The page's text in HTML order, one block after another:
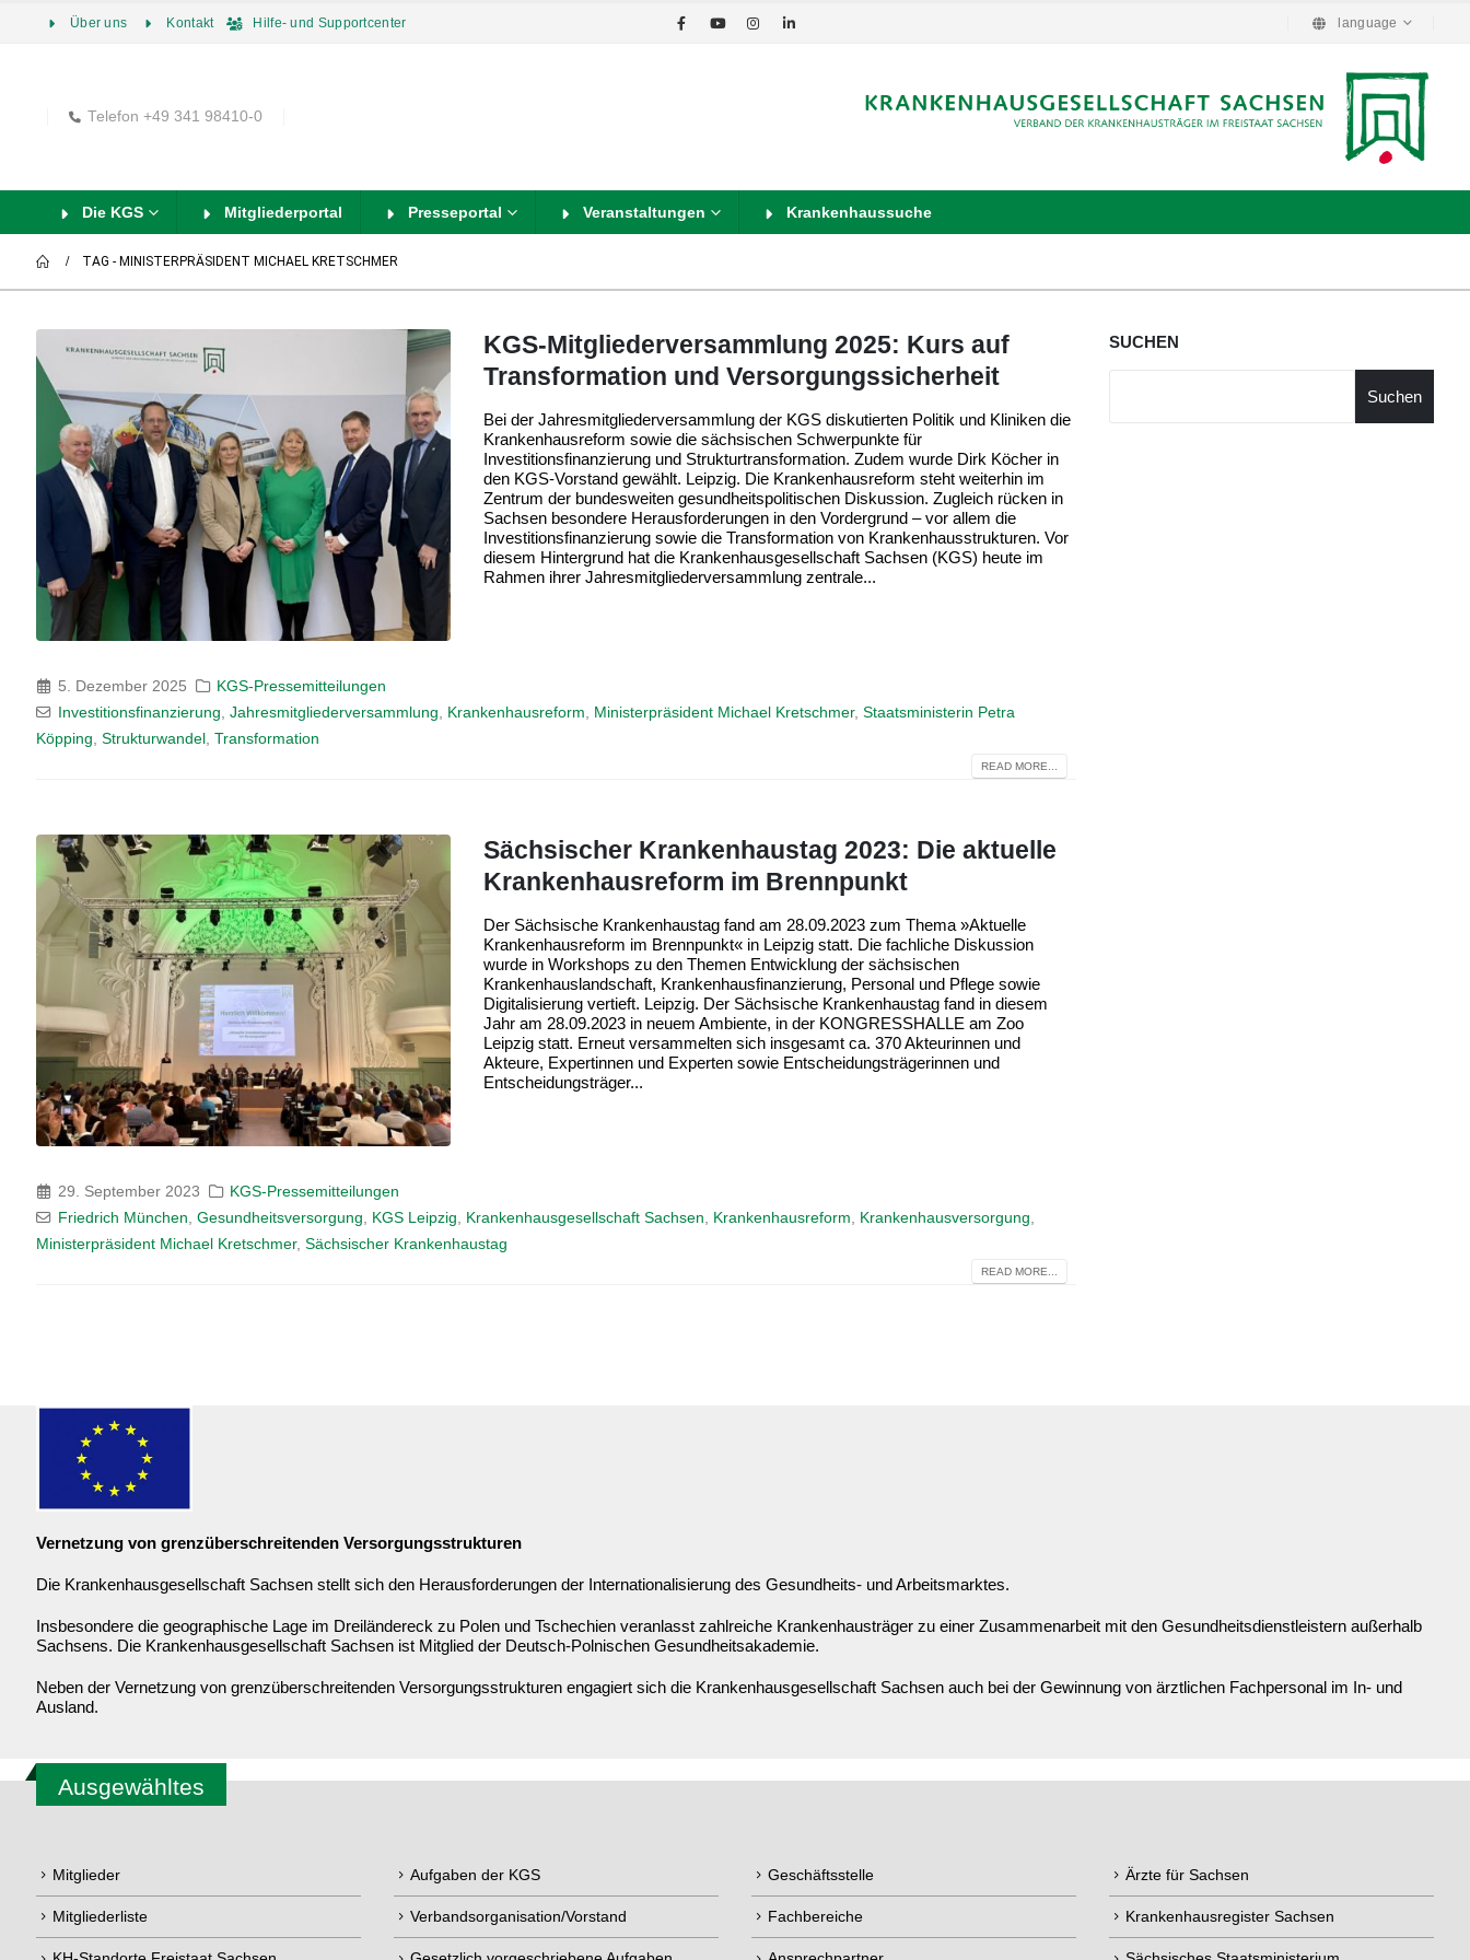
Über uns Kontakt Hilfe- und Supportcenter language
Telefon +49 341 98410-0
Die KGS Mitgliederportal Presseportal Veranstaltungen Krankenhaussuche
TAG - MINISTERPRÄSIDENT MICHAEL KRETSCHMER
KGS-Mitgliederversammlung 2025: Kurs auf
Transformation und Versorgungssicherheit
Bei der Jahresmitgliederversammlung der KGS diskutierten Politik und Kliniken die
Krankenhausreform sowie die sächsischen Schwerpunkte für
Investitionsfinanzierung und Strukturtransformation. Zudem wurde Dirk Köcher in
den KGS-Vorstand gewählt. Leipzig. Die Krankenhausreform steht weiterhin im
Zentrum der bundesweiten gesundheitspolitischen Diskussion. Zugleich rücken in
Sachsen besondere Herausforderungen in den Vordergrund – vor allem die
Investitionsfinanzierung sowie die Transformation von Krankenhausstrukturen. Vor
diesem Hintergrund hat die Krankenhausgesellschaft Sachsen (KGS) heute im
Rahmen ihrer Jahresmitgliederversammlung zentrale...
5. Dezember 2025
KGS-Pressemitteilungen
Investitionsfinanzierung, Jahresmitgliederversammlung, Krankenhausreform, Ministerpräsident Michael Kretschmer, Staatsministerin Petra
Köpping, Strukturwandel , Transformation
READ MORE...
Sächsischer Krankenhaustag 2023: Die aktuelle
Krankenhausreform im Brennpunkt
Der Sächsische Krankenhaustag fand am 28.09.2023 zum Thema »Aktuelle
Krankenhausreform im Brennpunkt« in Leipzig statt. Die fachliche Diskussion
wurde in Workshops zu den Themen Entwicklung der sächsischen
Krankenhauslandschaft, Krankenhausfinanzierung, Personal und Pflege sowie
Digitalisierung vertieft. Leipzig. Der Sächsische Krankenhaustag fand in diesem
Jahr am 28.09.2023 in neuem Ambiente, in der KONGRESSHALLE am Zoo
Leipzig statt. Erneut versammelten sich insgesamt ca. 370 Akteurinnen und
Akteure, Expertinnen und Experten sowie Entscheidungsträgerinnen und
Entscheidungsträger...
29. September 2023
KGS-Pressemitteilungen
Friedrich München Gesundheitsversorgung KGS Leipzig Krankenhausgesellschaft Sachsen Krankenhausreform Krankenhausversorgung
Ministerpräsident Michael Kretschmer, Sächsischer Krankenhaustag
READ MORE...
SUCHEN
Suchen
Vernetzung von grenzüberschreitenden Versorgungsstrukturen
Die Krankenhausgesellschaft Sachsen stellt sich den Herausforderungen der Internationalisierung des Gesundheits- und Arbeitsmarktes.
Insbesondere die geographische Lage im Dreiländereck zu Polen und Tschechien veranlasst zahlreiche Krankenhausträger zu einer Zusammenarbeit mit den Gesundheitsdienstleistern außerhalb
Sachsens. Die Krankenhausgesellschaft Sachsen ist Mitglied der Deutsch-Polnischen Gesundheitsakademie.
Neben der Vernetzung von grenzüberschreitenden Versorgungsstrukturen engagiert sich die Krankenhausgesellschaft Sachsen auch bei der Gewinnung von ärztlichen Fachpersonal im In- und
Ausland.
Ausgewähltes
Mitglieder
Mitgliederliste
Aufgaben der KGS
Verbandsorganisation/Vorstand
Geschäftsstelle
Fachbereiche
Ärzte für Sachsen
Krankenhausregister Sachsen